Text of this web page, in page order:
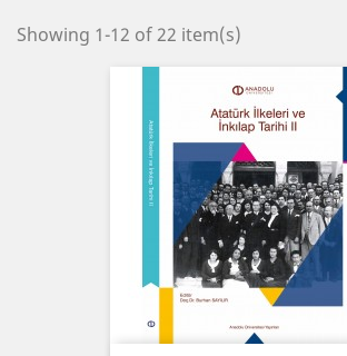
Showing 1-12 of 22 item(s)